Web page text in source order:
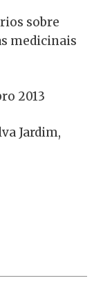
sobre
medicinais
2013
Jardim,